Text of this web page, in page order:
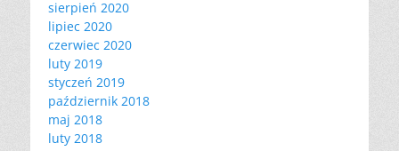
sierpień 2020
lipiec 2020
czerwiec 2020
luty 2019
styczeń 2019
październik 2018
maj 2018
luty 2018